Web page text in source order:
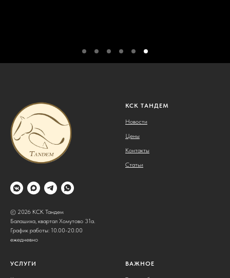
© 2026 КСК Тандем
Балашиха, квартал Хомутово 31а.
График работы: 10.00-20.00
ежедневно
КСК ТАНДЕМ
Новости
Цены
Контакты
Статьи
УСЛУГИ ВАЖНОЕ